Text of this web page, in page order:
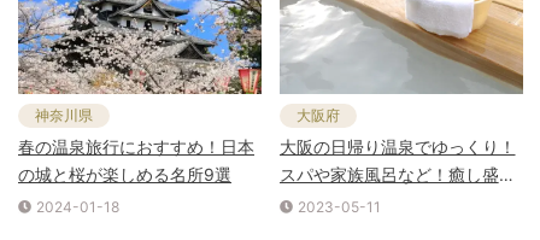
神奈川県
春の温泉旅行におすすめ！日本
の城と桜が楽しめる名所9選
2024-01-18
大阪府
大阪の日帰り温泉でゆっくり！
スパや家族風呂など！癒し盛り
沢山！
2023-05-11